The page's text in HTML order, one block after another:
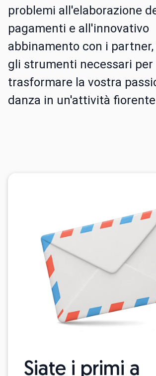
problemi all'elaborazione
pagamenti e all'innovativo
abbinamento con i
gli strumenti necessari per
trasformare la vostra
danza in un'attività
Siate i primi a